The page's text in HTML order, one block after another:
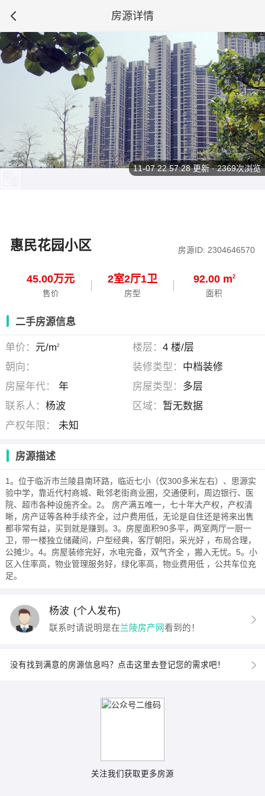
房源详情
惠民花园小区 房源ID: 2304646570
45.00万元
售价
2室2厅1卫
房型
92.00 m2
面积
11-07 22:57:28更新 · 2369次浏览
二手房源信息
单价： 元/m2 楼层： 4 楼/层
朝向：
装修类型： 中档装修
房屋年代：
年 房屋类型： 多层
联系人：杨波 区域： 暂无数据
产权年限：
未知
房源描述
1。位于临沂市兰陵县南环路，临近七小（仅300多米左右）、思源实
验中学，靠近代村商城、毗邻老街商业圈，交通便利，周边银行、医
院、超市各种设施齐全。2。 房产满五唯一，七十年大产权，产权清
晰，房产证等各种手续齐全，过户费用低，无论是自住还是将来出售
都非常有益，买到就是赚到。3。房屋面积90多平，两室两厅一厨一
卫，带一楼独立储藏间，户型经典，客厅朝阳，采光好 ，布局合理，
公摊少。4。房屋装修完好，水电完备，双气齐全 ，搬入无忧。5。小
区入住率高，物业管理服务好，绿化率高，物业费用低 ，公共车位充
足。
杨波 (个人发布)
联系时请说明是在兰陵房产网看到的！
没有找到满意的房源信息吗？点击这里去登记您的需求吧！
关注我们获取更多房源